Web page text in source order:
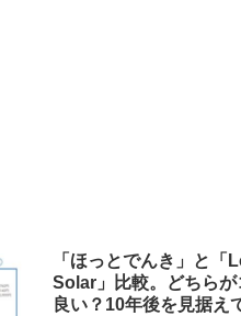
「ほっとでんき」と「
Solar」比較。どちらが
良い？10年後を見据え